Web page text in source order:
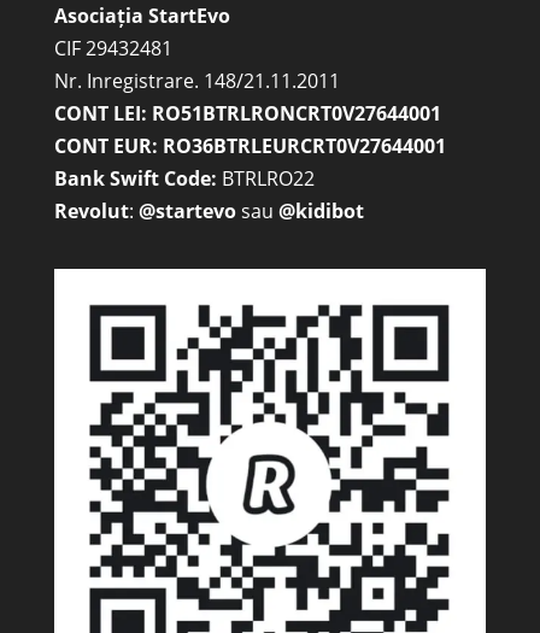
Asociația StartEvo
CIF 29432481
Nr. Inregistrare. 148/21.11.2011
CONT LEI: RO51BTRLRONCRT0V27644001
CONT EUR: RO36BTRLEURCRT0V27644001
Bank Swift Code: BTRLRO22
Revolut: @startevosau @kidibot